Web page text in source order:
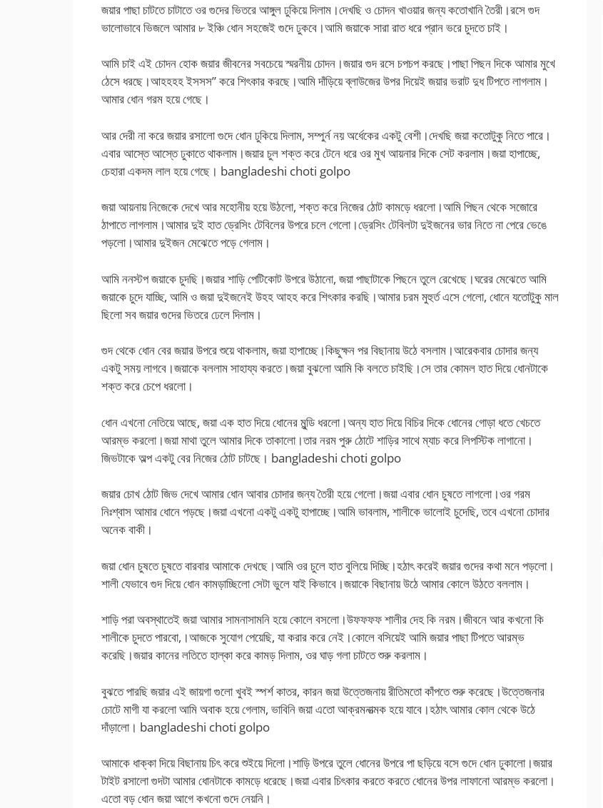
জয়ার পাছা চাটতে চাটাতে ওর গুদের ভিতরে আঙ্গুল ঢুকিয়ে দিলাম।দেখছি ও চোদন খাওয়ার জন্য কতোখানি তৈরী।রসে গুদ
ভালোভাবে ভিজলে আমার ৮ ইঞ্চি ধোন সহজেই গুদে ঢুকবে।আমি জয়াকে সারা রাত ধরে প্রান ভরে চুদতে চাই।
আমি চাই এই চোদন হোক জয়ার জীবনের সবচেয়ে স্মরনীয় চোদন।জয়ার গুদ রসে চপচপ করছে।পাছা পিছন দিকে আমার মুখে
ঠেসে ধরছে।আহহহহ ইসসস” করে শিৎকার করছে।আমি দাঁড়িয়ে ব্লাউজের উপর দিয়েই জয়ার ভরাট দুধ টিপতে লাগলাম।
আমার ধোন গরম হয়ে গেছে।
আর দেরী না করে জয়ার রসালো গুদে ধোন ঢুকিয়ে দিলাম, সম্পুর্ন নয় অর্ধেকের একটু বেশী।দেখছি জয়া কতোটুকু নিতে পারে।
এবার আস্তে আস্তে ঢুকাতে থাকলাম।জয়ার চুল শক্ত করে টেনে ধরে ওর মুখ আয়নার দিকে সেট করলাম।জয়া হাপাচ্ছে,
চেহারা একদম লাল হয়ে গেছে। bangladeshi choti golpo
জয়া আয়নায় নিজেকে দেখে আর মহোনীয় হয়ে উঠলো, শক্ত করে নিজের ঠোট কামড়ে ধরলো।আমি পিছন থেকে সজোরে
ঠাপাতে লাগলাম।আমার দুই হাত ড্রেসিং টেবিলের উপরে চলে গেলো।ড্রেসিং টেবিলটা দুইজনের ভার নিতে না পেরে ভেঙে
পড়লো।আমার দুইজন মেঝেতে পড়ে গেলাম।
আমি ননস্টপ জয়াকে চুদছি।জয়ার শাড়ি পেটিকোট উপরে উঠানো, জয়া পাছাটাকে পিছনে তুলে রেখেছে।ঘরের মেঝেতে আমি
জয়াকে চুদে যাচ্ছি, আমি ও জয়া দুইজনেই উহহ আহহ করে শিৎকার করছি।আমার চরম মুহুর্ত এসে গেলো, ধোনে যতোটুকু মাল
ছিলো সব জয়ার গুদের ভিতরে ঢেলে দিলাম।
গুদ থেকে ধোন বের জয়ার উপরে শুয়ে থাকলাম, জয়া হাপাচ্ছে।কিছুক্ষন পর বিছানায় উঠে বসলাম।আরেকবার চোদার জন্য
একটু সময় লাগবে।জয়াকে বললাম সাহায্য করতে।জয়া বুঝলো আমি কি বলতে চাইছি।সে তার কোমল হাত দিয়ে ধোনটাকে
শক্ত করে চেপে ধরলো।
ধোন এখনো নেতিয়ে আছে, জয়া এক হাত দিয়ে ধোনের মুন্ডি ধরলো।অন্য হাত দিয়ে বিচির দিকে ধোনের গোড়া ধতে খেচতে
আরম্ভ করলো।জয়া মাথা তুলে আমার দিকে তাকালো।তার নরম পুরু ঠোটে শাড়ির সাথে ম্যাচ করে লিপস্টিক লাগানো।
জিভটাকে অল্প একটু বের নিজের ঠোট চাটছে। bangladeshi choti golpo
জয়ার চোখ ঠোট জিভ দেখে আমার ধোন আবার চোদার জন্য তৈরী হয়ে গেলো।জয়া এবার ধোন চুষতে লাগলো।ওর গরম
নিঃশ্বাস আমার ধোনে পড়ছে।জয়া এখনো একটু একটু হাপাচ্ছে।আমি ভাবলাম, শালীকে ভালোই চুদেছি, তবে এখনো চোদার
অনেক বাকী।
জয়া ধোন চুষতে চুষতে বারবার আমাকে দেখছে।আমি ওর চুলে হাত বুলিয়ে দিচ্ছি।হঠাৎ করেই জয়ার গুদের কথা মনে পড়লো।
শালী যেভাবে গুদ দিয়ে ধোন কামড়াচ্ছিলো সেটা ভুলে যাই কিভাবে।জয়াকে বিছানায় উঠে আমার কোলে উঠতে বললাম।
শাড়ি পরা অবস্থাতেই জয়া আমার সামনাসামনি হয়ে কোলে বসলো।উফফফফ শালীর দেহ কি নরম।জীবনে আর কখনো কি
শালীকে চুদতে পারবো,।আজকে সুযোগ পেয়েছি, যা করার করে নেই।কোলে বসিয়েই আমি জয়ার পাছা টিপতে আরম্ভ
করেছি।জয়ার কানের লতিতে হাল্কা করে কামড় দিলাম, ওর ঘাড় গলা চাটতে শুরু করলাম।
বুঝতে পারছি জয়ার এই জায়গা গুলো খুবই স্পর্শ কাতর, কারন জয়া উত্তেজনায় রীতিমতো কাঁপতে শুরু করেছে।উত্তেজনার
চোটে মাগী যা করলো আমি অবাক হয়ে গেলাম, ভাবিনি জয়া এতো আক্রমনাত্মক হয়ে যাবে।হঠাৎ আমার কোল থেকে উঠে
দাঁড়ালো। bangladeshi choti golpo
আমাকে ধাক্কা দিয়ে বিছানায় চিৎ করে শুইয়ে দিলো।শাড়ি উপরে তুলে ধোনের উপরে পা ছড়িয়ে বসে গুদে ধোন ঢুকালো।জয়ার
টাইট রসালো গুদটা আমার ধোনটাকে কামড়ে ধরেছে।জয়া এবার চিৎকার করতে করতে ধোনের উপর লাফানো আরম্ভ করলো।
এতো বড় ধোন জয়া আগে কখনো গুদে নেয়নি।